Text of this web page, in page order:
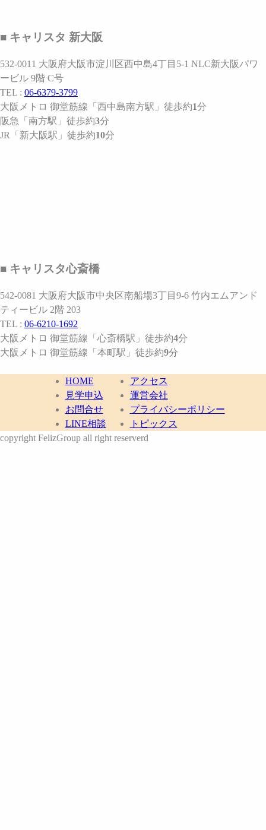
■ キャリスタ 新大阪
532-0011 大阪府大阪市淀川区西中島4丁目5-1 NLC新大阪パワ
ービル 9階 C号
TEL : 06-6379-3799
大阪メトロ 御堂筋線 「西中島南方駅」 徒歩約1分
阪急
「南方駅」 徒歩約3分
JR
「新大阪駅」 徒歩約10分
■ キャリスタ心斎橋
542-0081 大阪府大阪市中央区南船場3丁目9-6 竹内エムアンド
ティービル 2階 203
TEL : 06-6210-1692
大阪メトロ 御堂筋線 「心斎橋駅」 徒歩約4分
大阪メトロ 御堂筋線 「本町駅」 徒歩約9分
HOME
見学申込
お問合せ
LINE相談
アクセス
運営会社
プライバシーポリシー
トピックス
copyright FelizGroup all right reserverd